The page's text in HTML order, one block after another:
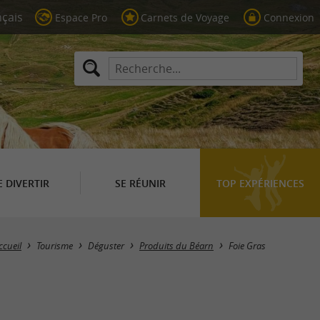
Espace Pro Carnets de Voyage Connexion
DIVERTIR SE RÉUNIR TOP EXPÉRIENCES
Masquer la carte
Tourisme Déguster Produits du Béarn Foie Gras